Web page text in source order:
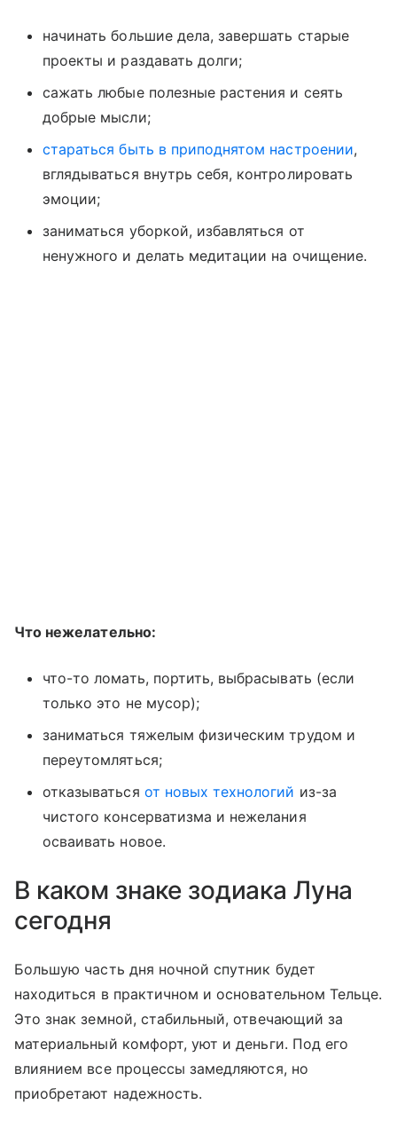
начинать большие дела, завершать старые
проекты и раздавать долги;
сажать любые полезные растения и сеять
добрые мысли;
стараться быть в приподнятом настроении,
вглядываться внутрь себя, контролировать
эмоции;
заниматься уборкой, избавляться от
ненужного и делать медитации на очищение.
Что нежелательно:
что-то ломать, портить, выбрасывать (если
только это не мусор);
заниматься тяжелым физическим трудом и
переутомляться;
отказываться от новых технологий из-за
чистого консерватизма и нежелания
осваивать новое.
В каком знаке зодиака Луна
сегодня
Большую часть дня ночной спутник будет
находиться в практичном и основательном Тельце.
Это знак земной, стабильный, отвечающий за
материальный комфорт, уют и деньги. Под его
влиянием все процессы замедляются, но
приобретают надежность.